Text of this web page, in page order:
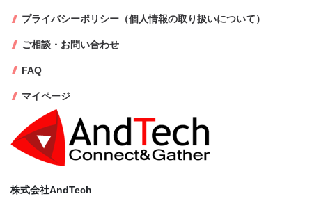
株式会社AndTech
プライバシーポリシー（個人情報の取り扱いについて）
ご相談・お問い合わせ
FAQ
マイページ